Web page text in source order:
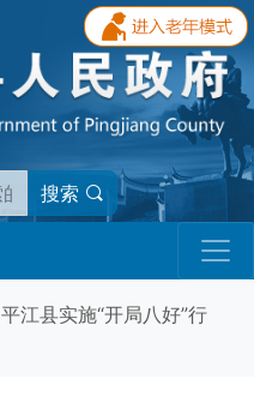
搜索
平江县实施“开局八好”行